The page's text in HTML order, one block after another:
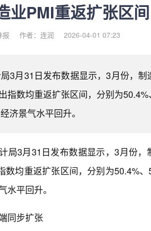
业PMI重返扩张区间
报 作者：连润 2026-04-01 07:23
3月31日发布数据显示，3月份，
指数均重返扩张区间，分别为
济景气水平回升。
局3月31日发布数据显示，3月份
数均重返扩张区间，分别为50.4%
水平回升。
同步扩张